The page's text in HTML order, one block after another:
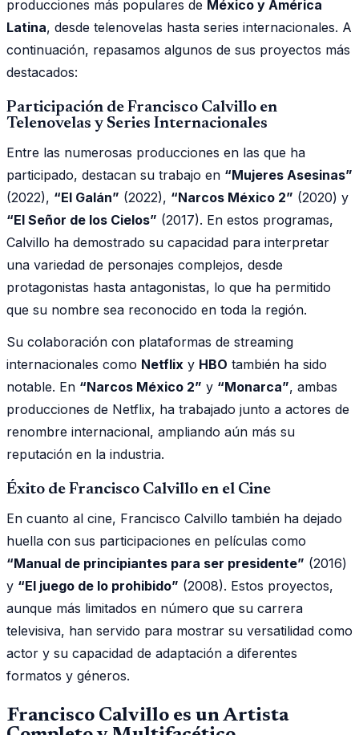
producciones más populares de México y América
Latina, desde telenovelas hasta series internacionales. A
continuación, repasamos algunos de sus proyectos más
destacados:
Participación de Francisco Calvillo en
Telenovelas y Series Internacionales
Entre las numerosas producciones en las que ha
participado, destacan su trabajo en “Mujeres Asesinas”
(2022), “El Galán” (2022), “Narcos México 2” (2020) y
“El Señor de los Cielos” (2017). En estos programas,
Calvillo ha demostrado su capacidad para interpretar
una variedad de personajes complejos, desde
protagonistas hasta antagonistas, lo que ha permitido
que su nombre sea reconocido en toda la región.
Su colaboración con plataformas de streaming
internacionales como Netflix y HBO también ha sido
notable. En “Narcos México 2” y “Monarca”, ambas
producciones de Netflix, ha trabajado junto a actores de
renombre internacional, ampliando aún más su
reputación en la industria.
Éxito de Francisco Calvillo en el Cine
En cuanto al cine, Francisco Calvillo también ha dejado
huella con sus participaciones en películas como
“Manual de principiantes para ser presidente” (2016)
y “El juego de lo prohibido” (2008). Estos proyectos,
aunque más limitados en número que su carrera
televisiva, han servido para mostrar su versatilidad como
actor y su capacidad de adaptación a diferentes
formatos y géneros.
Francisco Calvillo es un Artista